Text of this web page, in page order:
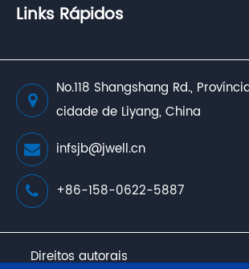
Links Rápidos
No.118 Shangshang Rd.,
cidade de Liyang, China
infsjb@jwell.cn
+86-158-0622-5887
Direitos autorais